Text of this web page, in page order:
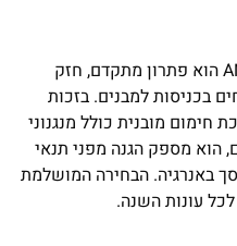
מסך האוויר RM-4009S מבית ANIA הוא פתרון מתקדם, חזק
בכניסות למבנים. בזכות
חימום מובנית כולל מנגנוני
הוא מספק הגנה מפני תנאי
באנרגיה. הבחירה המושלמת
עונות השנה.